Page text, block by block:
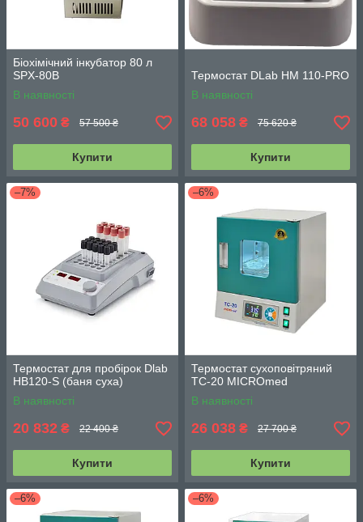
Біохімічний інкубатор 80 л
SPX-80B
В наявності
50 600 ₴ 57 500 ₴
Купити
Термостат DLab HM 110-PRO
В наявності
68 058 ₴ 75 620 ₴
Купити
–7%
Термостат для пробірок Dlab
HB120-S (баня суха)
В наявності
20 832 ₴ 22 400 ₴
Купити
–6%
Термостат сухоповітряний
TC-20 MICROmed
В наявності
26 038 ₴ 27 700 ₴
Купити
–6% –6%